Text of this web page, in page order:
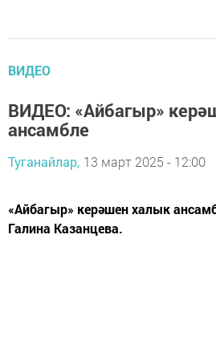
ВИДЕО
ВИДЕО: «Айбагыр»
ансамбле
Туганайлар, 13 март 2025 - 12:00
«Айбагыр» керәшен халык
Галина Казанцева.